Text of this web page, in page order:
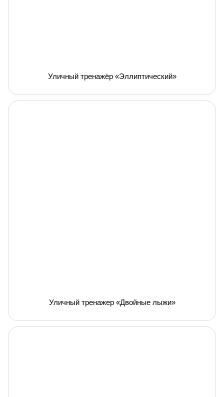
Уличный тренажёр «Эллиптический»
Уличный тренажер «Двойные лыжи»